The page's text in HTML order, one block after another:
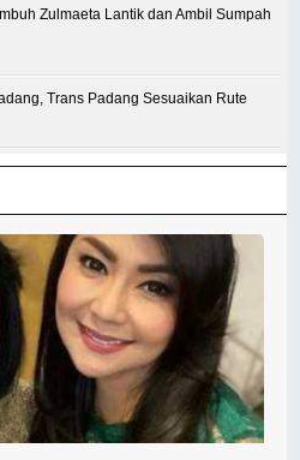
Zulmaeta Lantik dan Ambil Sumpah
Trans Padang Sesuaikan Rute